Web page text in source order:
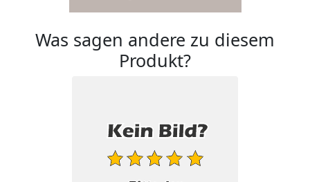
Was sagen andere zu diesem
Produkt?